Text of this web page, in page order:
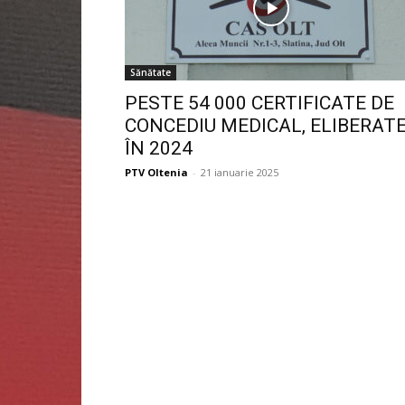
Sănătate
PESTE 54 000 CERTIFICATE DE
CONCEDIU MEDICAL,
ÎN 2024
PTV Oltenia - 21 ianuarie 2025